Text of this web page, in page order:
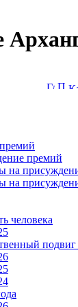
премий
на
на
человека
подвиг